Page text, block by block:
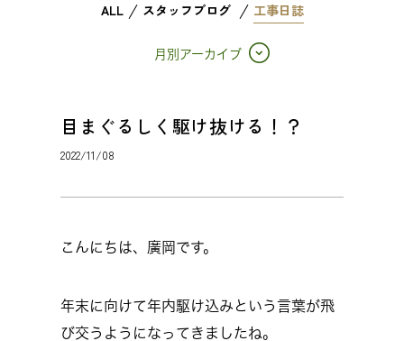
ALL スタッフブログ 工事日誌
月別アーカイブ
目まぐるしく駆け抜ける！？
2022/11/08
こんにちは、廣岡です。
年末に向けて年内駆け込みという言葉が飛
び交うようになってきましたね。